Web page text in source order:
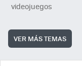
videojuegos
VER MÁS TEMAS